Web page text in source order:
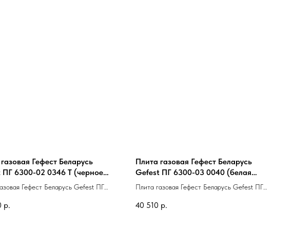
Гефест Беларусь
ПГ 6300-02 0346 Т (черное
верх эмаль,чугун, розжиг в
полный газконтроль,
Гефест Беларусь Gefest ПГ
розжиг в ручках, полный
р.
Плита газовая Гефест Беларусь
Gefest ПГ 6300-03 0040 (белая
стекло, верх эмаль,чугун,таймер,газ-
контроль,гриль,вертел)
Плита газовая Гефест Беларусь Gefest ПГ
эмаль,чугун,таймер,газ-контроль,гриль,вертел)
40 510 р.